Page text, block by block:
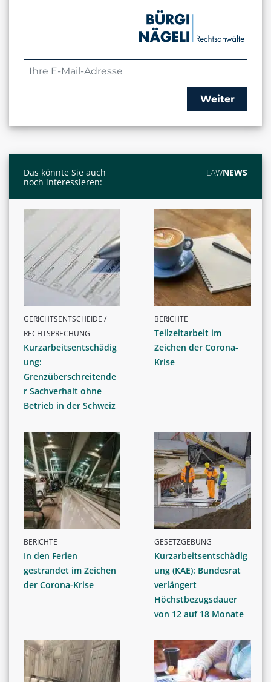
Weiter
Das könnte Sie auch
noch interessieren:
LAWNEWS
GERICHTSENTSCHEIDE /
RECHTSPRECHUNG
Kurzarbeitsentschädig
ung:
Grenzüberschreitende
r Sachverhalt ohne
Betrieb in der Schweiz
BERICHTE
Teilzeitarbeit im
Zeichen der Corona-
Krise
BERICHTE
In den Ferien
gestrandet im Zeichen
der Corona-Krise
GESETZGEBUNG
Kurzarbeitsentschädig
ung (KAE): Bundesrat
verlängert
Höchstbezugsdauer
von 12 auf 18 Monate